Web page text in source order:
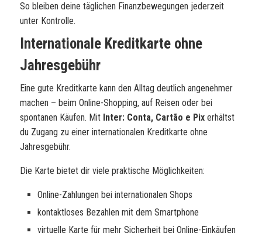
So bleiben deine täglichen Finanzbewegungen jederzeit
unter Kontrolle.
Internationale Kreditkarte ohne
Jahresgebühr
Eine gute Kreditkarte kann den Alltag deutlich angenehmer
machen – beim Online-Shopping, auf Reisen oder bei
spontanen Käufen. Mit Inter: Conta, Cartão e Pix erhältst
du Zugang zu einer internationalen Kreditkarte ohne
Jahresgebühr.
Die Karte bietet dir viele praktische Möglichkeiten:
Online-Zahlungen bei internationalen Shops
kontaktloses Bezahlen mit dem Smartphone
virtuelle Karte für mehr Sicherheit bei Online-Einkäufen